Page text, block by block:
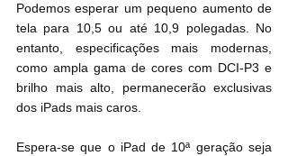
Podemos esperar um pequeno aumento de
tela para 10,5 ou até 10,9 polegadas. No
entanto, especificações mais modernas,
como ampla gama de cores com DCI-P3 e
brilho mais alto, permanecerão exclusivas
dos iPads mais caros.
Espera-se que o iPad de 10ª geração seja